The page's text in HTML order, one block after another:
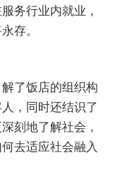
务行业内就业，
存。
了饭店的组织构
，同时还结识了
刻地了解社会，
去适应社会融入